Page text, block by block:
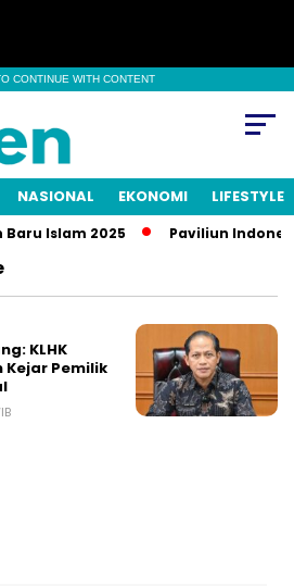
CONTINUE WITH CONTENT
NASIONAL EKONOMI LIFESTYLE
Islam 2025 Paviliun
KLHK
Kejar Pemilik